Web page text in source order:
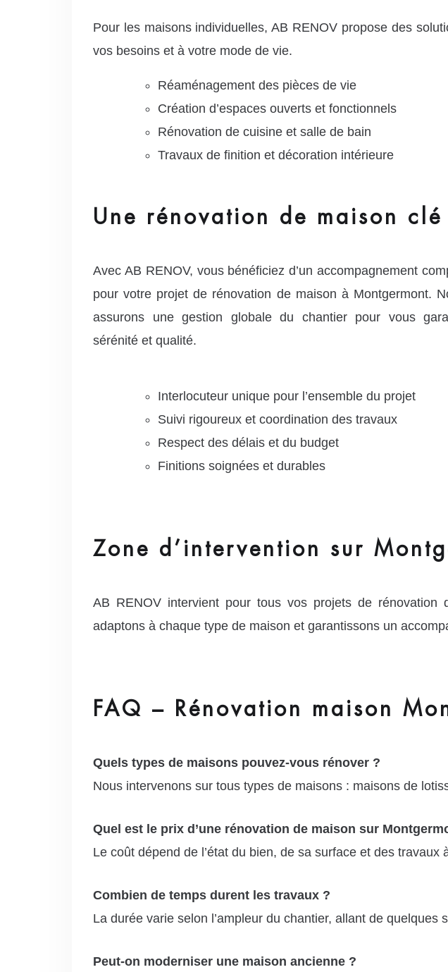
Pour les maisons individuelles, AB RENOV propose des
vos besoins et à votre mode de vie.
Réaménagement des pièces de vie
Création d’espaces ouverts et fonctionnels
Rénovation de cuisine et salle de bain
Travaux de finition et décoration intérieure
Une rénovation de maison
Avec AB RENOV, vous bénéficiez d’un accompagnement
pour votre projet de rénovation de maison à Montgermont.
assurons une gestion globale du chantier pour vous
sérénité et qualité.
Interlocuteur unique pour l’ensemble du projet
Suivi rigoureux et coordination des travaux
Respect des délais et du budget
Finitions soignées et durables
Zone d’intervention sur
AB RENOV intervient pour tous vos projets de
adaptons à chaque type de maison et garantissons un
FAQ – Rénovation maison
Quels types de maisons pouvez-vous rénover ?
Nous intervenons sur tous types de maisons : maisons de
Quel est le prix d’une rénovation de maison sur
Le coût dépend de l’état du bien, de sa surface et des
Combien de temps durent les travaux ?
La durée varie selon l’ampleur du chantier, allant de
Peut-on moderniser une maison ancienne ?